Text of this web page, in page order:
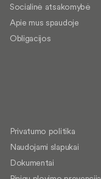
Socialinė atsakomybė
Apie mus spaudoje
Obligacijos
Privatumo politika
Naudojami slapukai
Dokumentai